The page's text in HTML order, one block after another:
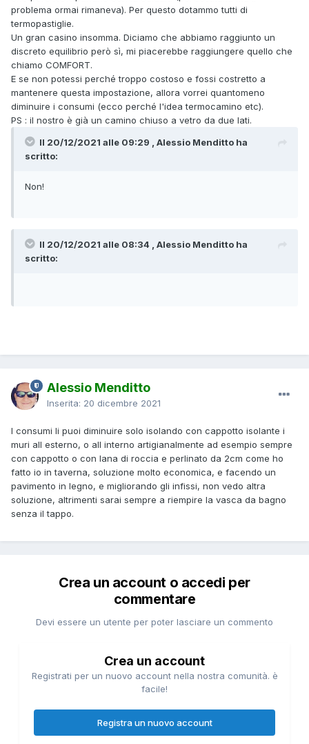
problema ormai rimaneva). Per questo dotammo tutti di
termopastiglie.
Un gran casino insomma. Diciamo che abbiamo raggiunto un
discreto equilibrio però sì, mi piacerebbe raggiungere quello che
chiamo COMFORT.
E se non potessi perché troppo costoso e fossi costretto a
mantenere questa impostazione, allora vorrei quantomeno
diminuire i consumi (ecco perché l'idea termocamino etc).
PS : il nostro è già un camino chiuso a vetro da due lati.
Il 20/12/2021 alle 09:29 , Alessio Menditto ha
scritto:
Non!
Il 20/12/2021 alle 08:34 , Alessio Menditto ha
scritto:
Alessio Menditto
Inserita: 20 dicembre 2021
I consumi li puoi diminuire solo isolando con cappotto isolante i
muri all esterno, o all interno artigianalmente ad esempio sempre
con cappotto o con lana di roccia e perlinato da 2cm come ho
fatto io in taverna, soluzione molto economica, e facendo un
pavimento in legno, e migliorando gli infissi, non vedo altra
soluzione, altrimenti sarai sempre a riempire la vasca da bagno
senza il tappo.
Crea un account o accedi per
commentare
Devi essere un utente per poter lasciare un commento
Crea un account
Registrati per un nuovo account nella nostra comunità. è
facile!
Registra un nuovo account